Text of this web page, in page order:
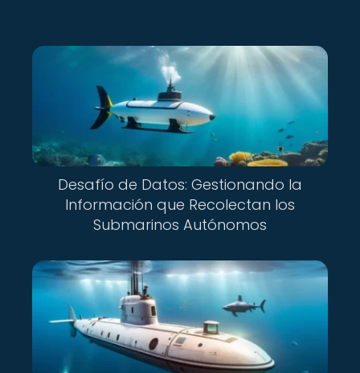
Desafío de Datos: Gestionando la
Información que Recolectan los
Submarinos Autónomos